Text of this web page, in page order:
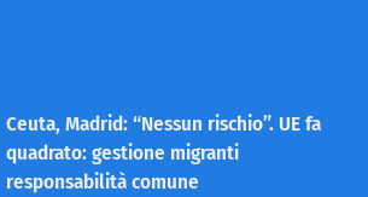
Ceuta, Madrid: “Nessun rischio”. UE fa
quadrato: gestione migranti
responsabilità comune